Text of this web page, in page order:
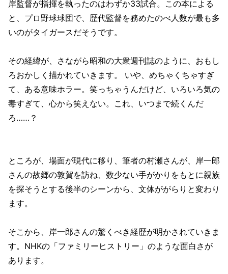
岸監督が指揮を執ったのはわずか33試合。この本による
と、プロ野球球団で、歴代監督を務めたのべ人数が最も多
いのがタイガースだそうです。
その経緯が、さながら昭和の大衆週刊誌のように、おもし
ろおかしく描かれていきます。 いや、めちゃくちゃすぎ
て、ある意味ホラー。笑っちゃうんだけど、いろいろ気の
毒すぎて、心から笑えない。これ、いつまで続くんだ
ろ……？
ところが、場面が現代に移り、筆者の村瀬さんが、岸一郎
さんの故郷の敦賀を訪ね、数少ない手がかりをもとに親族
を探そうとする後半のシーンから、文体ががらりと変わり
ます。
そこから、岸一郎さんの驚くべき経歴が明かされていきま
す。NHKの「ファミリーヒストリー」のような面白さが
あります。